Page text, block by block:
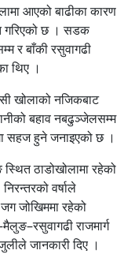
आएको बाढीका कारण
गरिएको छ । सडक
र बाँकी रसुवागढी
थिए ।
खोलाको नजिकबाट
बहाव नबढुञ्जेलसम्म
सहज हुने जनाइएको छ ।
ठाडोखोलामा रहेको
वर्षाले
जोखिममा रहेको
राजमार्ग
जानकारी दिए ।